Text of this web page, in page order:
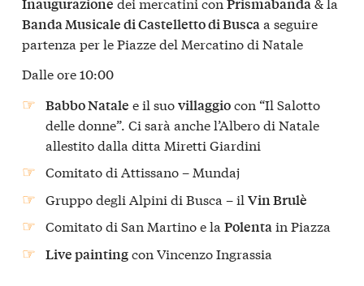
Banda Musicale di Castelletto di Buscaa seguire
partenza per le Piazze del Mercatino di Natale
Dalle ore 10:00
Babbo Natale e il suovillaggiocon “Il Salotto
delle donne”. Ci sarà anche l’Albero di Natale
allestito dalla ditta Miretti Giardini
Comitato di Attissano – Mundaj
Gruppo degli Alpini di Busca – ilVin Brulè
Comitato di San Martino e laPolentain Piazza
Live paintingcon Vincenzo Ingrassia